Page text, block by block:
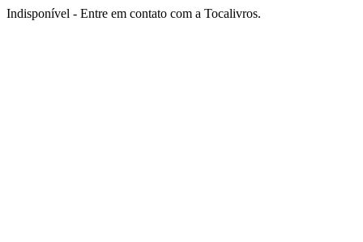
Indisponível - Entre em contato com a Tocalivros.